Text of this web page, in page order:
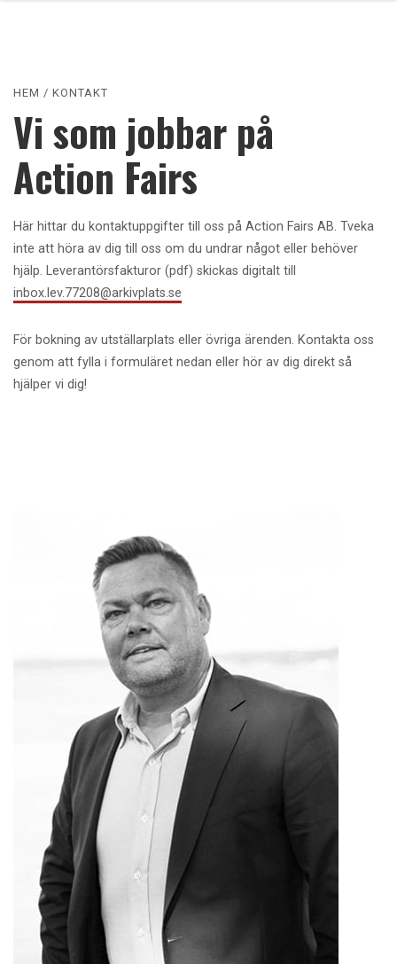
HEM / KONTAKT
Vi som jobbar på
Action Fairs
Här hittar du kontaktuppgifter till oss på Action Fairs AB. Tveka
inte att höra av dig till oss om du undrar något eller behöver
hjälp. Leverantörsfakturor (pdf) skickas digitalt till
inbox.lev.77208@arkivplats.se
För bokning av utställarplats eller övriga ärenden. Kontakta oss
genom att fylla i formuläret nedan eller hör av dig direkt så
hjälper vi dig!